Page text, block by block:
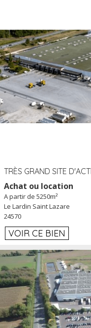
Achat ou location
A partir de 5250m²
Le Lardin Saint Lazare
24570
VOIR CE BIEN